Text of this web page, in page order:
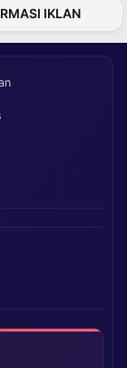
IKLAN